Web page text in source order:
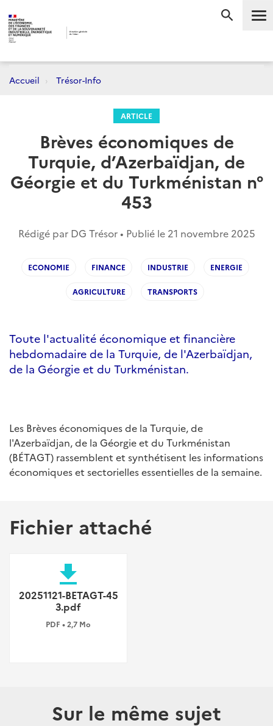
Accueil Trésor-Info
ARTICLE
Brèves économiques de
Turquie, d’Azerbaïdjan, de
Géorgie et du Turkménistan n°
453
Rédigé par DG Trésor • Publié le 21 novembre 2025
ECONOMIE FINANCE INDUSTRIE ENERGIE
AGRICULTURE TRANSPORTS
Toute l'actualité économique et financière
hebdomadaire de la Turquie, de l'Azerbaïdjan,
de la Géorgie et du Turkménistan.
Les Brèves économiques de la Turquie, de
l'Azerbaïdjan, de la Géorgie et du Turkménistan
(BÉTAGT) rassemblent et synthétisent les informations
économiques et sectorielles essentielles de la semaine.
Fichier attaché
file_download
20251121-BETAGT-45
3.pdf
PDF • 2,7 Mo
Sur le même sujet